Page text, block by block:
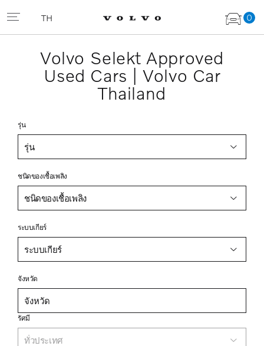
0
TH
Volvo Selekt Approved
Used Cars | Volvo Car
Thailand
รุ่น
รุ่น
ชนิดของเชื้อเพลิง
ชนิดของเชื้อเพลิง
ระบบเกียร์
ระบบเกียร์
จังหวัด
รัศมี
ทั่วประเทศ